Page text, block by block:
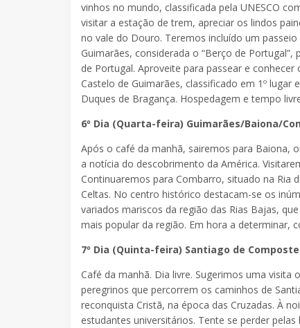
vinhos no mundo, classificada pela UNESCO
visitar a estação de trem, apreciar os lindos
no vale do Douro. Teremos incluído um
Guimarães, considerada o “Berço de
de Portugal. Aproveite para passear e
Castelo de Guimarães, classificado em 1º
Duques de Bragança. Hospedagem e tempo
6º Dia (Quarta-feira) Guimarães/Baiona/
Após o café da manhã, sairemos para Baiona,
a notícia do descobrimento da América.
Continuaremos para Combarro, situado na Ria
Celtas. No centro histórico destacam-se os
variados mariscos da região das Rias Bajas,
mais popular da região. Em hora a determinar,
7º Dia (Quinta-feira) Santiago de
Café da manhã. Dia livre. Sugerimos uma visita
peregrinos que percorrem os caminhos de
reconquista Cristã, na época das Cruzadas. À
estudantes universitários. Tente se perder